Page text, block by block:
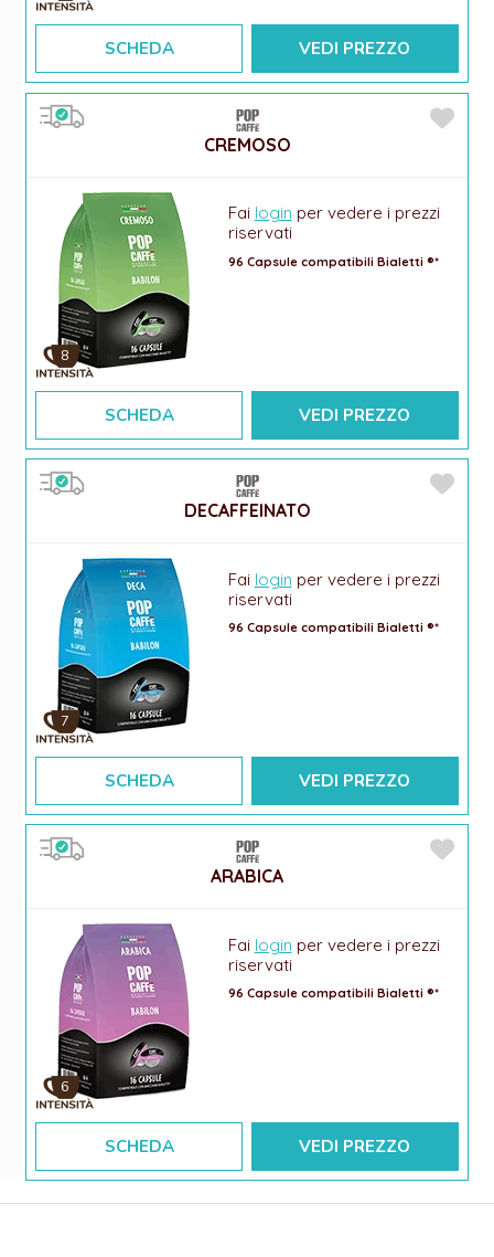
SCHEDA VEDI PREZZO
CREMOSO
8
Fai login per vedere i prezzi
riservati
96 Capsule compatibili Bialetti ®*
SCHEDA VEDI PREZZO
DECAFFEINATO
7
Fai login per vedere i prezzi
riservati
96 Capsule compatibili Bialetti ®*
SCHEDA VEDI PREZZO
ARABICA
6
Fai login per vedere i prezzi
riservati
96 Capsule compatibili Bialetti ®*
SCHEDA VEDI PREZZO